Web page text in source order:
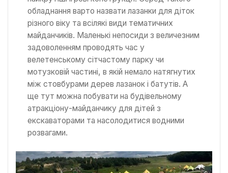
обладнання варто назвати лазанки для діток
різного віку та всілякі види тематичних
майданчиків. Маленькі непосиди з величезним
задоволенням проводять час у
велетенському сітчастому парку чи
мотузковій частині, в якій немало натягнутих
між стовбурами дерев лазанок і батутів. А
ще тут можна побувати на будівельному
атракціону-майданчику для дітей з
екскаваторами та насолодитися водними
розвагами.